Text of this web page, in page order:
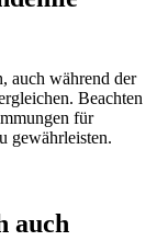
auch während der
Beachten
für
gewährleisten.
auch